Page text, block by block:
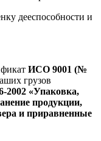
дееспособности и
ИСО 9001 (№
грузов
2002 «Упаковка,
продукции,
и приравненные